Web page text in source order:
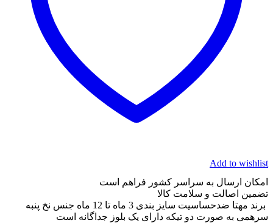
Add to wishlist
امکان ارسال به سراسر کشور فراهم است
تضمین اصالت و سلامت کالا
برند مهتا ضدحساسیت سایز بندی 3 ماه تا 12 ماه جنس نخ پنبه
سرهمی به صورت دو تیکه دارای یک بلوز جداگانه است